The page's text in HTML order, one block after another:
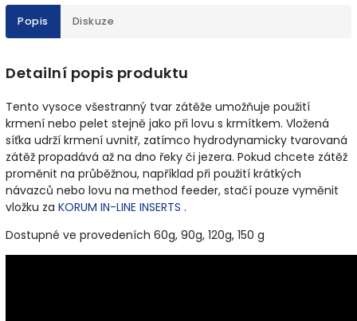
Popis Diskuze
Detailní popis produktu
Tento vysoce všestranný tvar zátěže umožňuje použití
krmení nebo pelet stejně jako při lovu s krmítkem. Vložená
síťka udrží krmení uvnitř, zatímco hydrodynamicky tvarovaná
zátěž propadává až na dno řeky či jezera. Pokud chcete zátěž
proměnit na průběžnou, například při použití krátkých
návazců nebo lovu na method feeder, stačí pouze vyměnit
vložku za KORUM IN-LINE INSERTS .
Dostupné ve provedeních 60g, 90g, 120g, 150 g